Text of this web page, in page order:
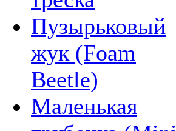
Пузырьковый
жук (Foam
Beetle)
Маленькая